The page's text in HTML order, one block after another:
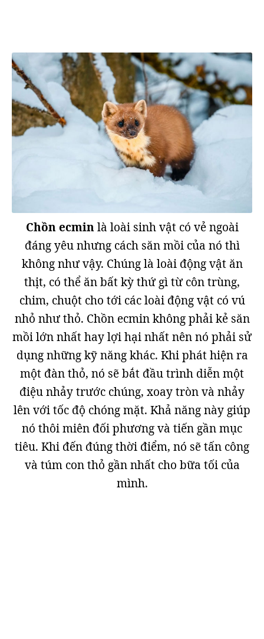
Chồn ecminlà loài sinh vật có vẻ ngoài
đáng yêu nhưng cách săn mồi của nó thì
không như vậy. Chúng là loài động vật ăn
thịt, có thể ăn bất kỳ thứ gì từ côn trùng,
chim, chuột cho tới các loài động vật có vú
nhỏ như thỏ. Chồn ecmin không phải kẻ săn
mồi lớn nhất hay lợi hại nhất nên nó phải sử
dụng những kỹ năng khác. Khi phát hiện ra
một đàn thỏ, nó sẽ bắt đầu trình diễn một
điệu nhảy trước chúng, xoay tròn và nhảy
lên với tốc độ chóng mặt. Khả năng này giúp
nó thôi miên đối phương và tiến gần mục
tiêu. Khi đến đúng thời điểm, nó sẽ tấn công
và túm con thỏ gần nhất cho bữa tối của
mình.